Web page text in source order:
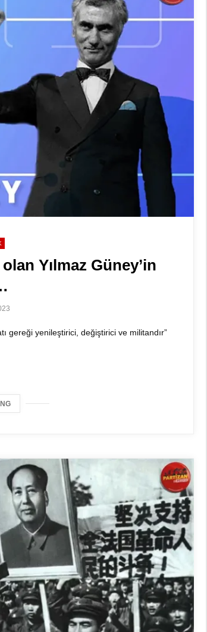
olan Yılmaz Güney’in
gereği yenileştirici, değiştirici ve militandır”